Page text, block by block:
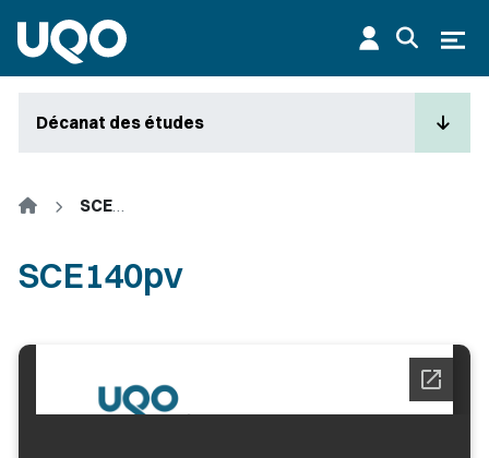
Décanat des études
Accueil SCE140pv
SCE140pv